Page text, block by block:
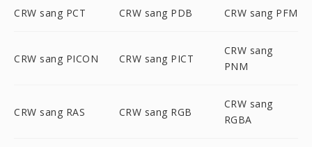
CRW sang PCT CRW sang PDB CRW sang PFM
CRW sang PICON CRW sang PICT
CRW sang
PNM
CRW sang RAS CRW sang RGB
CRW sang
RGBA